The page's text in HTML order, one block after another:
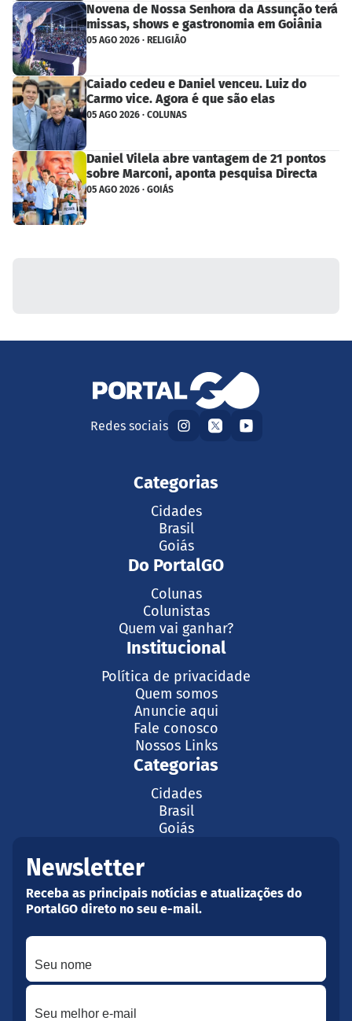
Novena de Nossa Senhora da Assunção terá
missas, shows e gastronomia em Goiânia
05 AGO 2026 · RELIGIÃO
Caiado cedeu e Daniel venceu. Luiz do
Carmo vice. Agora é que são elas
05 AGO 2026 · COLUNAS
Daniel Vilela abre vantagem de 21 pontos
sobre Marconi, aponta pesquisa Directa
05 AGO 2026 · GOIÁS
Redes sociais
Categorias
Cidades
Brasil
Goiás
Do PortalGO
Colunas
Colunistas
Quem vai ganhar?
Institucional
Política de privacidade
Quem somos
Anuncie aqui
Fale conosco
Nossos Links
Categorias
Cidades
Brasil
Goiás
Newsletter
Receba as principais notícias e atualizações do
PortalGO direto no seu e-mail.
Seu nome
Seu melhor e-mail